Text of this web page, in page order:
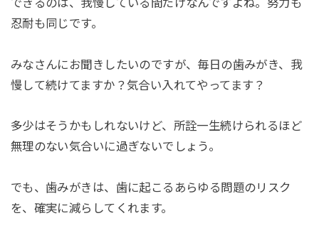
できるのは、我慢している間だけなんですよね。努力も
忍耐も同じです。
みなさんにお聞きしたいのですが、毎日の歯みがき、我
慢して続けてますか？気合い入れてやってます？
多少はそうかもしれないけど、所詮一生続けられるほど
無理のない気合いに過ぎないでしょう。
でも、歯みがきは、歯に起こるあらゆる問題のリスク
を、確実に減らしてくれます。